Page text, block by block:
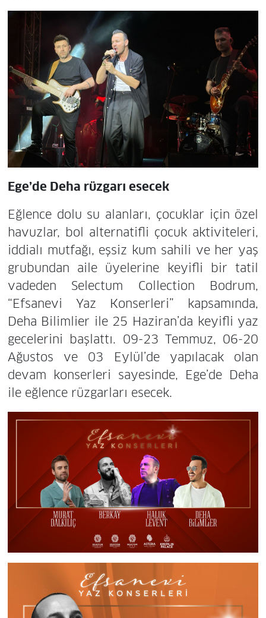
Ege’de Deha rüzgarı esecek
Eğlence dolu su alanları, çocuklar için özel
havuzlar, bol alternatifli çocuk aktiviteleri,
iddialı mutfağı, eşsiz kum sahili ve her yaş
grubundan aile üyelerine keyifli bir tatil
vadeden Selectum Collection Bodrum,
“Efsanevi Yaz Konserleri” kapsamında,
Deha Bilimlier ile 25 Haziran’da keyifli yaz
gecelerini başlattı. 09-23 Temmuz, 06-20
Ağustos ve 03 Eylül’de yapılacak olan
devam konserleri sayesinde, Ege’de Deha
ile eğlence rüzgarları esecek.